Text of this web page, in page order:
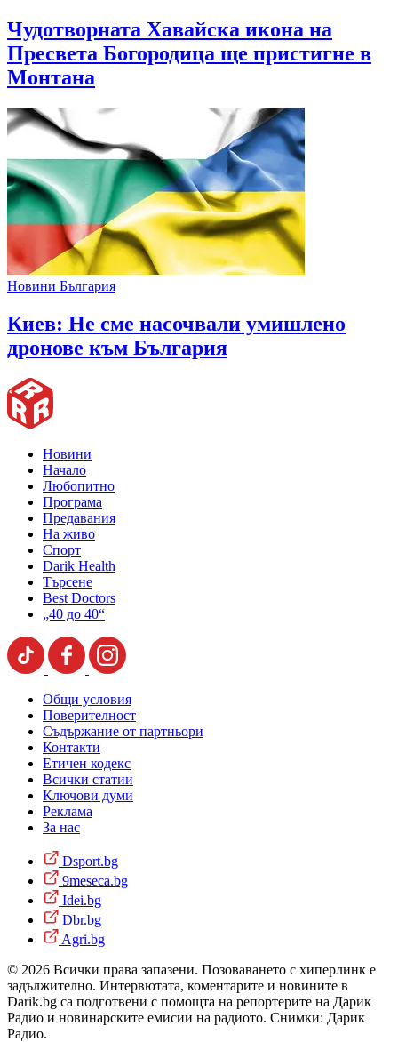
Чудотворната Хавайска икона на
Пресвета Богородица ще пристигне в
Монтана
Новини България
Киев: Не сме насочвали умишлено
дронове към България
Новини
Начало
Любопитно
Програма
Предавания
На живо
Спорт
Darik Health
Търсене
Best Doctors
„40 до 40“
Общи условия
Поверителност
Съдържание от партньори
Контакти
Етичен кодекс
Всички статии
Ключови думи
Реклама
За нас
Dsport.bg
9meseca.bg
Idei.bg
Dbr.bg
Agri.bg
© 2026 Всички права запазени. Позоваването с хиперлинк е
задължително. Интервютата, коментарите и новините в
Darik.bg са подготвени с помощта на репортерите на Дарик
Радио и новинарските емисии на радиото. Снимки: Дарик
Радио.